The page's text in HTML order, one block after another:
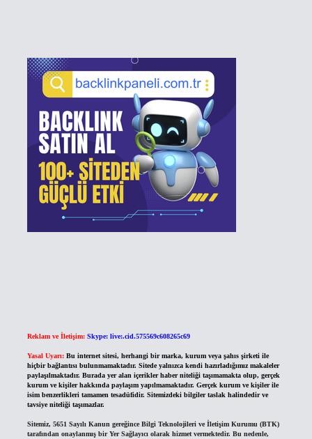
Reklam ve İletişim: Skype: live:.cid.575569c608265c69
Yasal Uyarı: Bu internet sitesi, herhangi bir marka, kurum veya şahıs şirketi ile
hiçbir bağlantısı bulunmamaktadır. Sitede yalnızca kendi hazırladığımız makaleler
paylaşılmaktadır. Burada yer alan içerikler haber niteliği taşımamakta olup, gerçek
kurum ve kişiler hakkında paylaşım yapılmamaktadır. Gerçek kurum ve kişiler ile
isim benzerlikleri tamamen tesadüfidir. Sitemizdeki bilgiler taslak halindedir ve
tavsiye niteliği taşımazlar.
Sitemiz, 5651 Sayılı Kanun gereğince Bilgi Teknolojileri ve İletişim Kurumu (BTK)
tarafından onaylanmış bir Yer Sağlayıcı olarak hizmet vermektedir. Bu nedenle,